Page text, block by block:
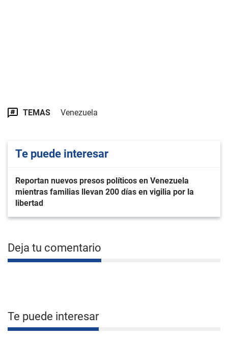
TEMAS Venezuela
Te puede interesar
Reportan nuevos presos políticos en Venezuela
mientras familias llevan 200 días en vigilia por la
libertad
Deja tu comentario
Te puede interesar